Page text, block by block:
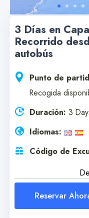
3 Días en
Recorrido
autobús
Punto de
Recogida
Duración: 3
Idiomas:
Código de
Reservar